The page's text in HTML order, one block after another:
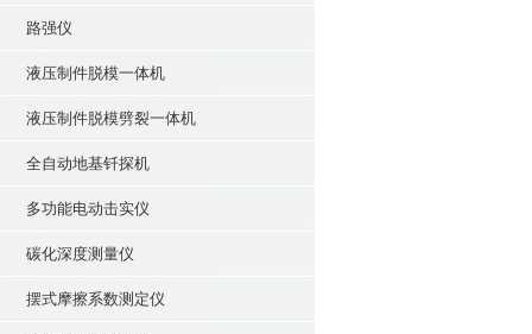
路强仪
液压制件脱模一体机
液压制件脱模劈裂一体机
全自动地基钎探机
多功能电动击实仪
碳化深度测量仪
摆式摩擦系数测定仪